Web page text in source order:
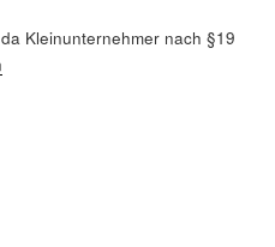
Kleinunternehmer nach §19